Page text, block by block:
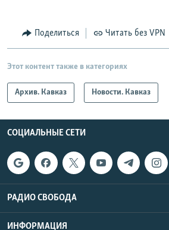
Поделиться Читать без VPN
Этот контент также в категориях
Архив. Кавказ Новости. Кавказ
СОЦИАЛЬНЫЕ СЕТИ
РАДИО СВОБОДА
ИНФОРМАЦИЯ